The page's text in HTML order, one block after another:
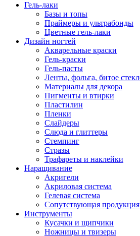
Гель-лаки
Базы и топы
Праймеры и ультрабонды
Цветные гель-лаки
Дизайн ногтей
Акварельные краски
Гель-краски
Гель-пасты
Ленты, фольга, битое
Материалы для декора
Пигменты и втирки
Пластилин
Пленки
Слайдеры
Слюда и глиттеры
Стемпинг
Стразы
Трафареты и наклейки
Наращивание
Акригели
Акриловая система
Гелевая система
Сопутствующая
Инструменты
Кусачки и щипчики
Ножницы и твизеры